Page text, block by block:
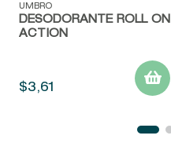
UMBRO
DESODORANTE ROLL ON
ACTION
$3,61